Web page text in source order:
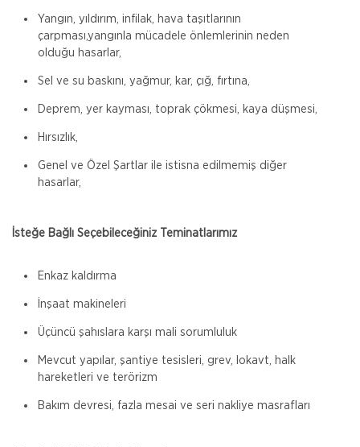
Yangın, yıldırım, infilak, hava taşıtlarının
çarpması,yangınla mücadele önlemlerinin neden
olduğu hasarlar,
Sel ve su baskını, yağmur, kar, çığ, fırtına,
Deprem, yer kayması, toprak çökmesi, kaya düşmesi,
Hırsızlık,
Genel ve Özel Şartlar ile istisna edilmemiş diğer
hasarlar,
İsteğe Bağlı Seçebileceğiniz Teminatlarımız
Enkaz kaldırma
İnşaat makineleri
Üçüncü şahıslara karşı mali sorumluluk
Mevcut yapılar, şantiye tesisleri, grev, lokavt, halk
hareketleri ve terörizm
Bakım devresi, fazla mesai ve seri nakliye masrafları